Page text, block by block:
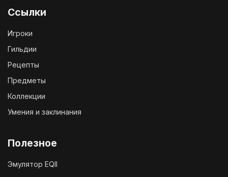
Ссылки
Игроки
Гильдии
Рецепты
Предметы
Коллекции
Умения и заклинания
Полезное
Эмулятор EQII